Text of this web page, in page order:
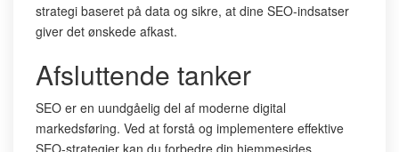
strategi baseret på data og sikre, at dine SEO-indsatser
giver det ønskede afkast.
Afsluttende tanker
SEO er en uundgåelig del af moderne digital
markedsføring. Ved at forstå og implementere effektive
SEO-strategier kan du forbedre din hjemmesides